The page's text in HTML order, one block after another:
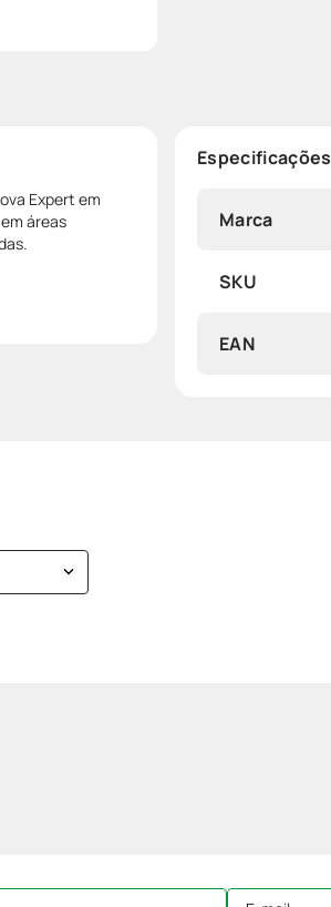
Expert em
áreas
Especificações
Marca
SKU
EAN